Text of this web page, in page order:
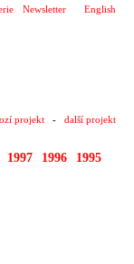
English
Newsletter
projekt - další projekt
1997 1996 1995